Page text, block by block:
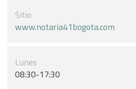
Sitio
www.notaria41bogota.com
Lunes
08:30-17:30